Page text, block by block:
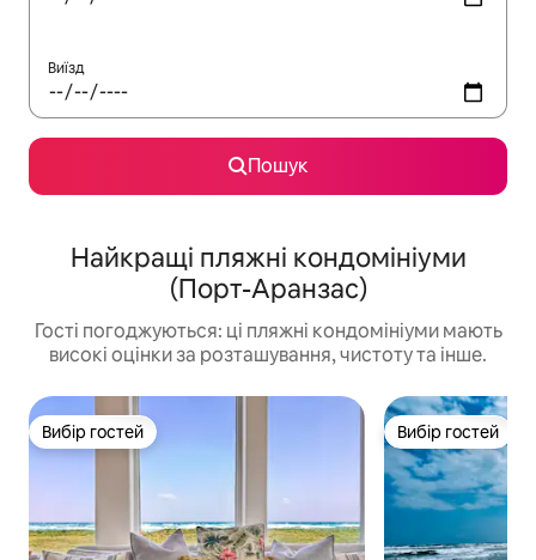
Виїзд
Пошук
Найкращі пляжні кондомініуми
(Порт-Аранзас)
Гості погоджуються: ці пляжні кондомініуми мають
високі оцінки за розташування, чистоту та інше.
Вибір гостей
Вибір гостей Вибір гостей
Вибір гостей